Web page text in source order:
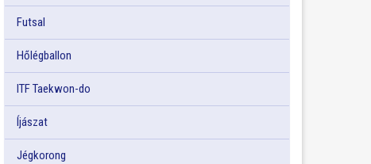
Futsal
Hőlégballon
ITF Taekwon-do
Íjászat
Jégkorong